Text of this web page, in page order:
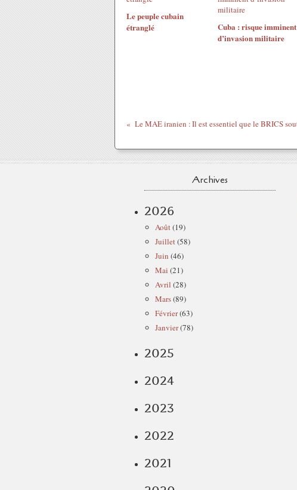
Le peuple cubain
étranglé
Cuba : risque imminent
d’invasion militaire
Archives
2026
Août(19)
Juillet(58)
Juin (46)
Mai (21)
Avril (28)
Mars(89)
Février(63)
Janvier(78)
2025
2024
2023
2022
2021